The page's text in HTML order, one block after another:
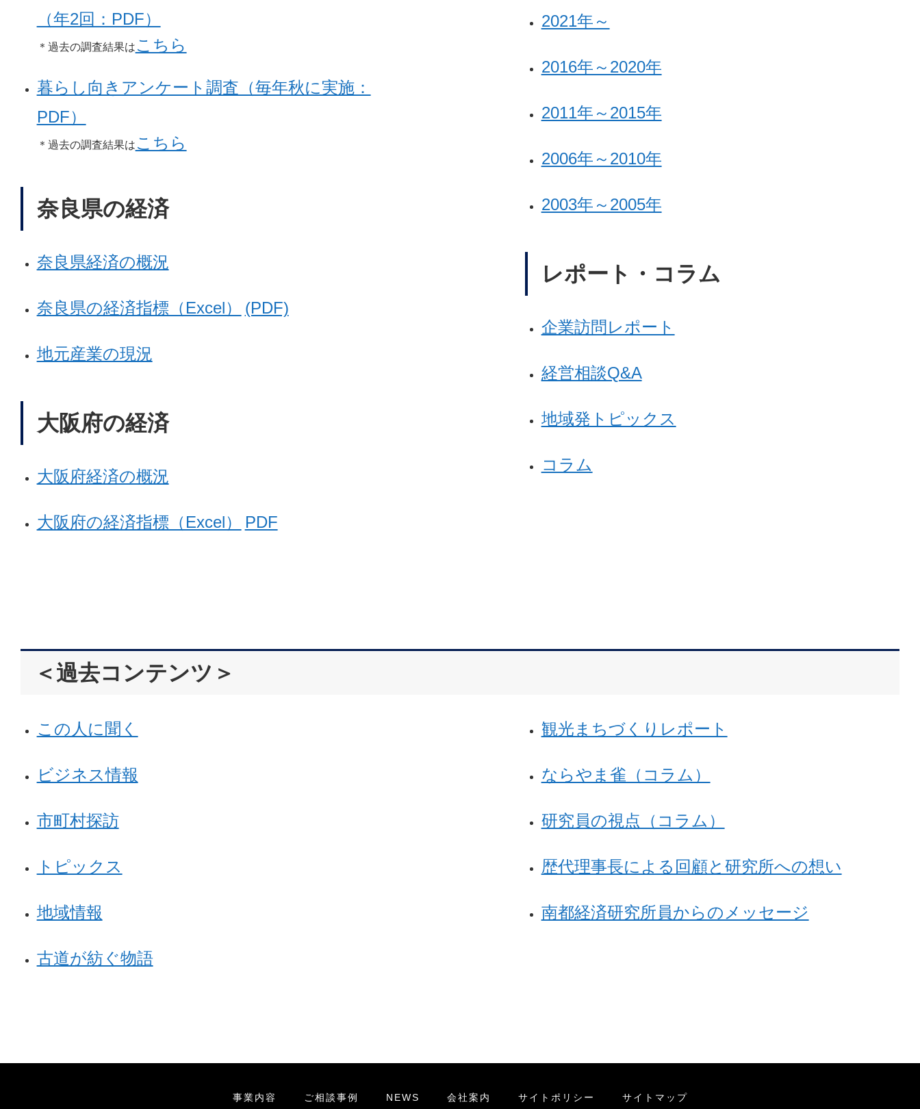
（年2回：PDF）
＊過去の調査結果は こちら
暮らし向きアンケート調査（毎年秋に実施：
PDF）
＊過去の調査結果は こちら
奈良県の経済
奈良県経済の概況
奈良県の経済指標（Excel） (PDF)
地元産業の現況
大阪府の経済
大阪府経済の概況
大阪府の経済指標（Excel） PDF
2021年～
2016年～2020年
2011年～2015年
2006年～2010年
2003年～2005年
レポート・コラム
企業訪問レポート
経営相談Q&A
地域発トピックス
コラム
＜過去コンテンツ＞
この人に聞く
ビジネス情報
市町村探訪
トピックス
地域情報
古道が紡ぐ物語
観光まちづくりレポート
ならやま雀（コラム）
研究員の視点（コラム）
歴代理事長による回顧と研究所への想い
南都経済研究所員からのメッセージ
事業内容 ご相談事例 NEWS 会社案内 サイトポリシー サイトマップ